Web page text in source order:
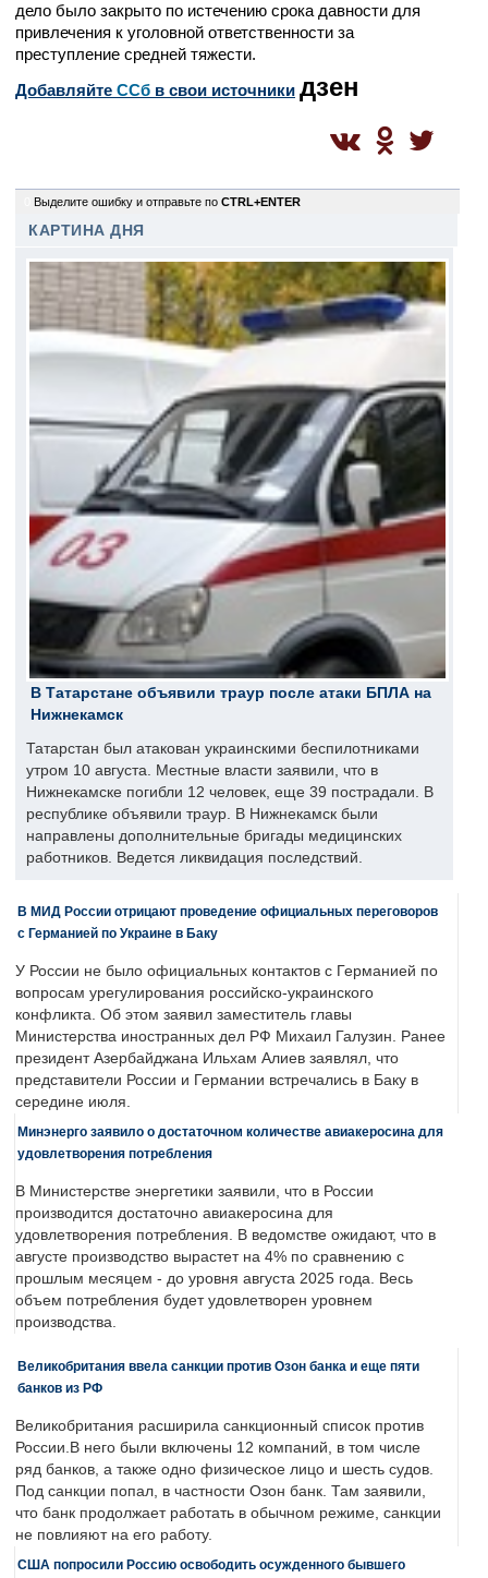
дело было закрыто по истечению срока давности для
привлечения к уголовной ответственности за
преступление средней тяжести.
Добавляйте CСб в свои источники дзен
Выделите ошибку и отправьте по CTRL+ENTER
КАРТИНА ДНЯ
В Татарстане объявили траур после атаки БПЛА на
Нижнекамск
Татарстан был атакован украинскими беспилотниками
утром 10 августа. Местные власти заявили, что в
Нижнекамске погибли 12 человек, еще 39 пострадали. В
республике объявили траур. В Нижнекамск были
направлены дополнительные бригады медицинских
работников. Ведется ликвидация последствий.
В МИД России отрицают проведение официальных переговоров
с Германией по Украине в Баку
У России не было официальных контактов с Германией по
вопросам урегулирования российско-украинского
конфликта. Об этом заявил заместитель главы
Министерства иностранных дел РФ Михаил Галузин. Ранее
президент Азербайджана Ильхам Алиев заявлял, что
представители России и Германии встречались в Баку в
середине июля.
Минэнерго заявило о достаточном количестве авиакеросина для
удовлетворения потребления
В Министерстве энергетики заявили, что в России
производится достаточно авиакеросина для
удовлетворения потребления. В ведомстве ожидают, что в
августе производство вырастет на 4% по сравнению с
прошлым месяцем - до уровня августа 2025 года. Весь
объем потребления будет удовлетворен уровнем
производства.
Великобритания ввела санкции против Озон банка и еще пяти
банков из РФ
Великобритания расширила санкционный список против
России.В него были включены 12 компаний, в том числе
ряд банков, а также одно физическое лицо и шесть судов.
Под санкции попал, в частности Озон банк. Там заявили,
что банк продолжает работать в обычном режиме, санкции
не повлияют на его работу.
США попросили Россию освободить осужденного бывшего